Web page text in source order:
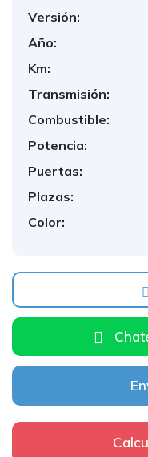
Versión:
Año:
Km:
Transmisión:
Combustible:
Potencia:
Puertas:
Plazas:
Color: